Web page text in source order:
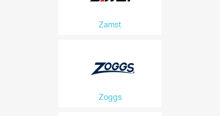
Zamst
Zoggs